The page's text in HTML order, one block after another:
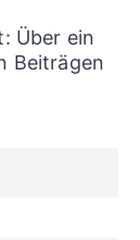
Über ein
Beiträgen